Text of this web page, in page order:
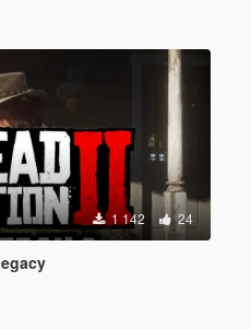
1 142 24